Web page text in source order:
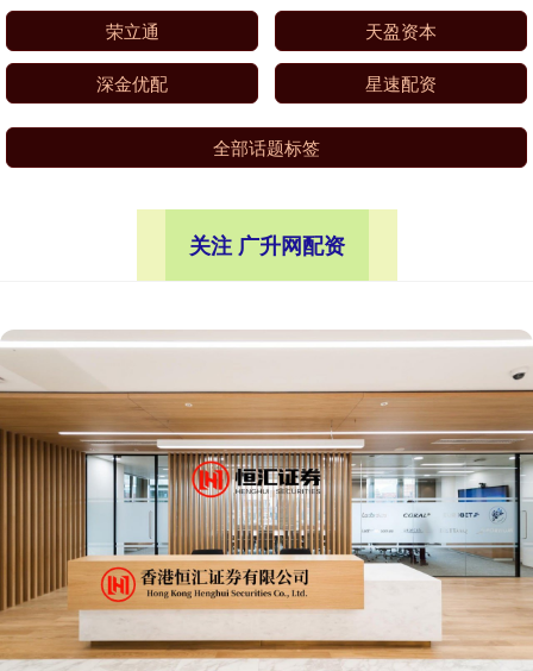
荣立通 天盈资本
深金优配 星速配资
全部话题标签
关注 广升网配资